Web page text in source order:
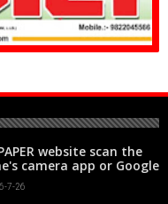
website scan the
camera app or Google
and tap the web link
screen
7-26